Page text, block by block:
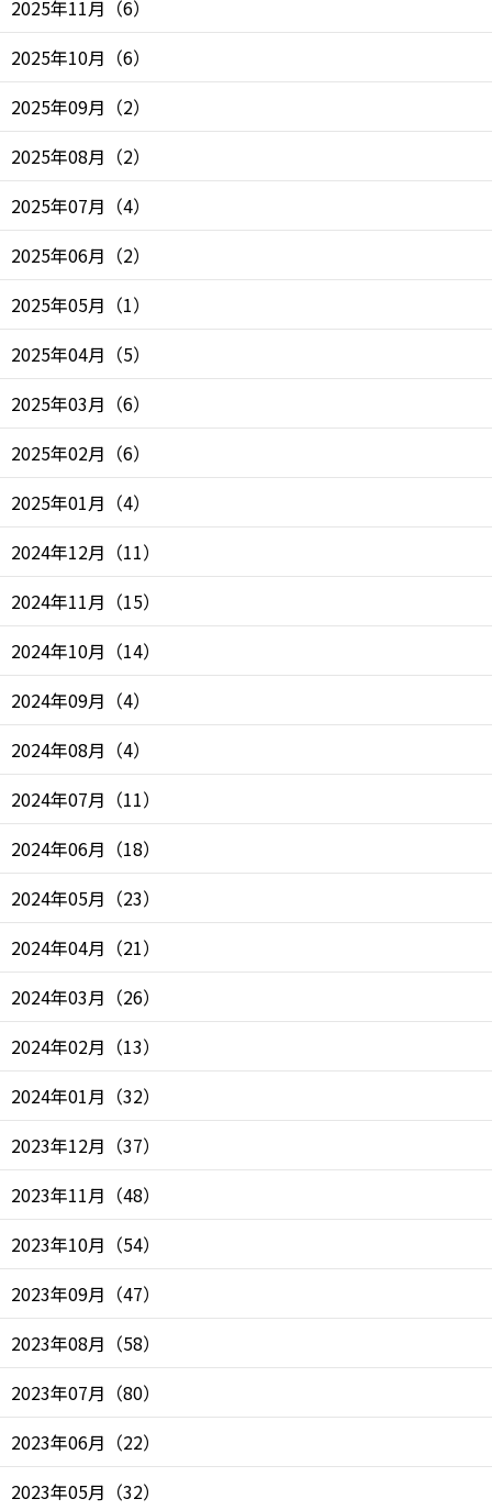
2025年11月 （6）
2025年10月 （6）
2025年09月 （2）
2025年08月 （2）
2025年07月 （4）
2025年06月 （2）
2025年05月 （1）
2025年04月 （5）
2025年03月 （6）
2025年02月 （6）
2025年01月 （4）
2024年12月 （11）
2024年11月 （15）
2024年10月 （14）
2024年09月 （4）
2024年08月 （4）
2024年07月 （11）
2024年06月 （18）
2024年05月 （23）
2024年04月 （21）
2024年03月 （26）
2024年02月 （13）
2024年01月 （32）
2023年12月 （37）
2023年11月 （48）
2023年10月 （54）
2023年09月 （47）
2023年08月 （58）
2023年07月 （80）
2023年06月 （22）
2023年05月 （32）